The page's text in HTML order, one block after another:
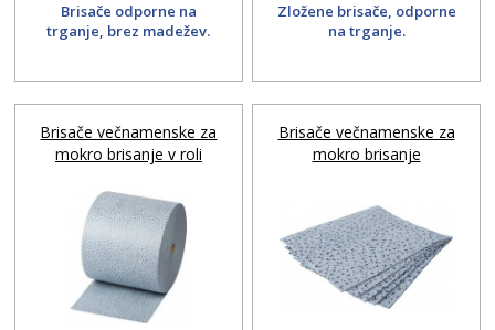
Brisače odporne na
trganje, brez madežev.
Zložene brisače, odporne
na trganje.
Brisače večnamenske za
mokro brisanje v roli
Brisače večnamenske za
mokro brisanje